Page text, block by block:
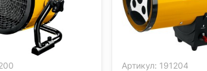
Артикул: 191204